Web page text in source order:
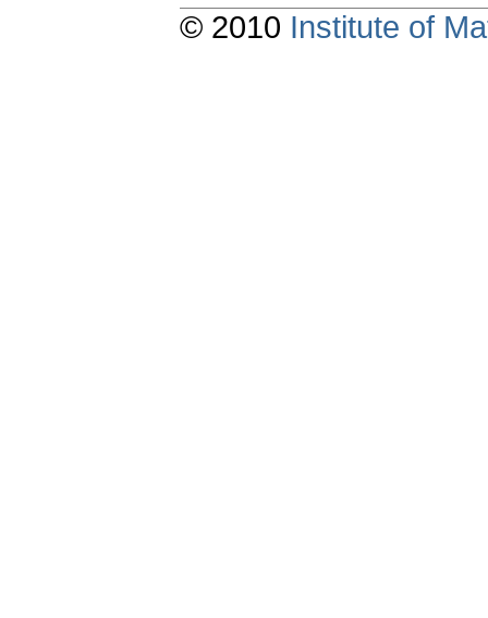
© 2010 Institute of